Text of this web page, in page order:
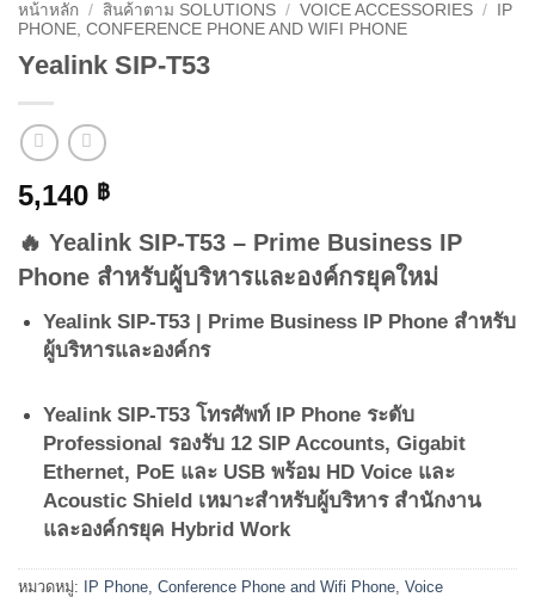
หน้าหลัก / สินค้าตาม SOLUTIONS / VOICE ACCESSORIES /
IP
PHONE, CONFERENCE PHONE AND WIFI PHONE
Yealink SIP-T53
5,140 ฿
🔥 Yealink SIP-T53 – Prime Business IP
Phone สำหรับผู้บริหารและองค์กรยุคใหม่
Yealink SIP-T53 | Prime Business IP Phone สำหรับ
ผู้บริหารและองค์กร
Yealink SIP-T53 โทรศัพท์ IP Phone ระดับ
Professional รองรับ 12 SIP Accounts, Gigabit
Ethernet, PoE และ USB พร้อม HD Voice และ
Acoustic Shield เหมาะสำหรับผู้บริหาร สำนักงาน
และองค์กรยุค Hybrid Work
หมวดหมู่: IP Phone, Conference Phone and Wifi Phone Voice